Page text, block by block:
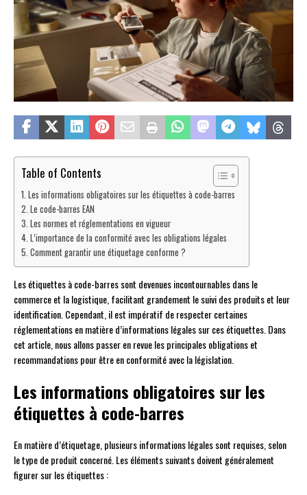
Table of Contents
Les informations obligatoires sur les étiquettes à code-barres
Le code-barres EAN
Les normes et réglementations en vigueur
L’importance de la conformité avec les obligations légales
Comment garantir une étiquetage conforme ?
Les étiquettes à code-barres sont devenues incontournables dans le
commerce et la logistique, facilitant grandement le suivi des produits et leur
identification. Cependant, il est impératif de respecter certaines
réglementations en matière d’informations légales sur ces étiquettes. Dans
cet article, nous allons passer en revue les principales obligations et
recommandations pour être en conformité avec la législation.
Les informations obligatoires sur les
étiquettes à code-barres
En matière d’étiquetage, plusieurs informations légales sont requises, selon
le type de produit concerné. Les éléments suivants doivent généralement
figurer sur les étiquettes :